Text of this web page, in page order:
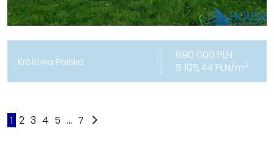
Królowa Polska
690 000 PLN
5 105,44 PLN/m2
1 2 3 4 5 ... 7